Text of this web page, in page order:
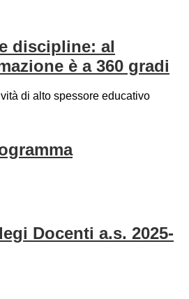
discipline: al
è a 360 gradi
di alto spessore educativo
Docenti a.s. 2025-